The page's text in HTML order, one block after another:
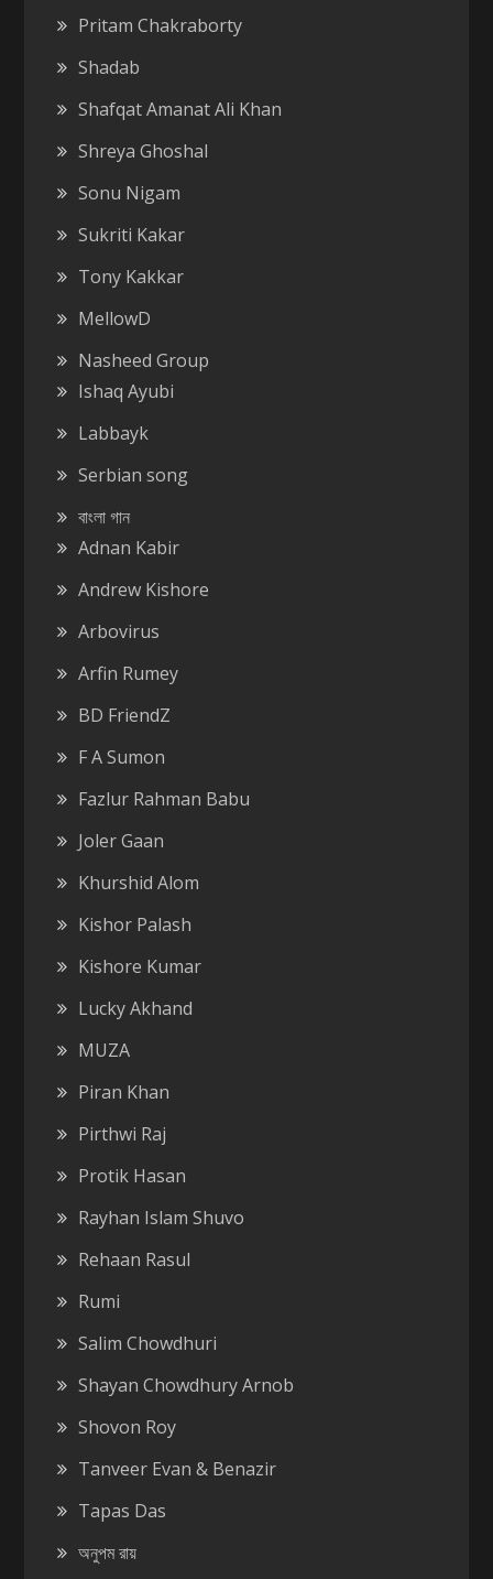
Pritam Chakraborty
Shadab
Shafqat Amanat Ali Khan
Shreya Ghoshal
Sonu Nigam
Sukriti Kakar
Tony Kakkar
MellowD
Nasheed Group
Ishaq Ayubi
Labbayk
Serbian song
বাংলা গান
Adnan Kabir
Andrew Kishore
Arbovirus
Arfin Rumey
BD FriendZ
F A Sumon
Fazlur Rahman Babu
Joler Gaan
Khurshid Alom
Kishor Palash
Kishore Kumar
Lucky Akhand
MUZA
Piran Khan
Pirthwi Raj
Protik Hasan
Rayhan Islam Shuvo
Rehaan Rasul
Rumi
Salim Chowdhuri
Shayan Chowdhury Arnob
Shovon Roy
Tanveer Evan & Benazir
Tapas Das
অনুপম রায়